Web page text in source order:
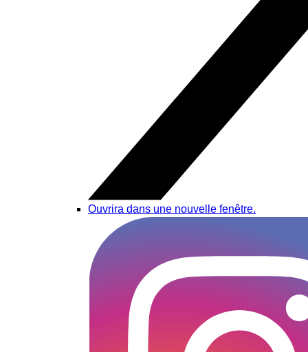
Ouvrira dans une nouvelle fenêtre.